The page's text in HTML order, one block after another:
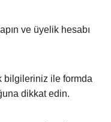
ve üyelik hesabı
bilgileriniz ile formda
dikkat edin.